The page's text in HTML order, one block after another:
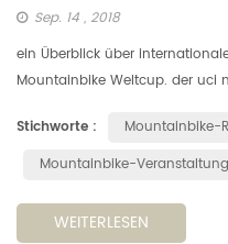
Sep. 14 , 2018
ein Überblick über
Mountainbike Weltcup. der uci
internationale ...
Stichworte : Mountainbike-
Mountainbike-
WEITERLESEN